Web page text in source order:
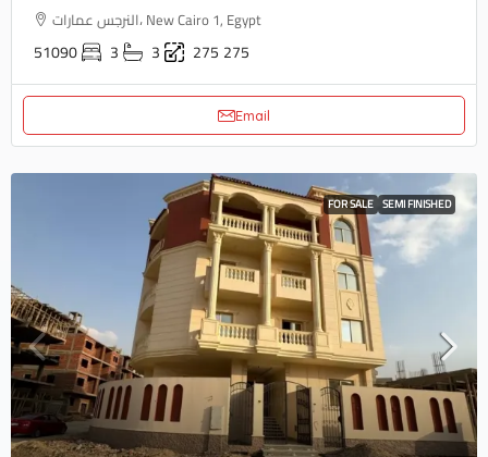
النرجس عمارات، New Cairo 1, Egypt
51090 3 3 275 275
Email
FOR SALE SEMI FINISHED